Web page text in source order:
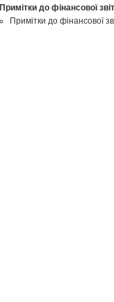
Примітки до фінансової
Примітки до фінансової